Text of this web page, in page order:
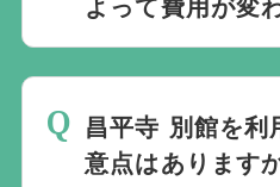
す。また、式場でご
的ですが、どこで
ており必ずしも式
く、近年では自宅
選ばれる方もいます
会社から予約をし
す。
昌平寺 別館を利
意点はあります